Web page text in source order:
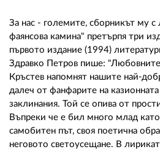
За нас - големите, сборникът му с
фаянсова камина" претърпя три
първото издание (1994)
Здравко Петров пише: "Любовните
Кръстев напомнят нашите най-
далеч от фанфарите на
заклинания. Той се опива от
Въпреки че е бил много млад
самобитен път, своя поетична
неговото светоусещане. В